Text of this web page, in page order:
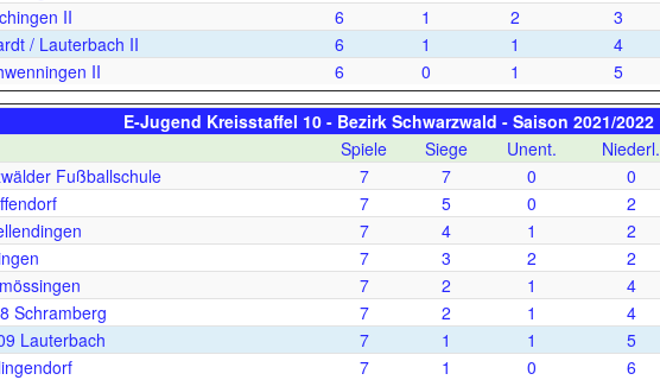
II 6 1 2 3
/ Lauterbach II 6 1 1 4
II 6 0 1 5
E-Jugend Kreisstaffel 10 - Bezirk Schwarzwald - Saison 2021/2022
Spiele Siege Unent. Niederl.
Fußballschule 7 7 0 0
7 5 0 2
7 4 1 2
7 3 2 2
7 2 1 4
Schramberg 7 2 1 4
Lauterbach 7 1 1 5
7 1 0 6